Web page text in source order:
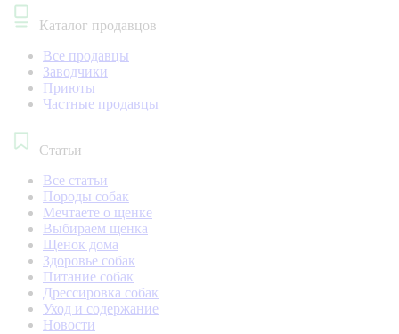
Каталог продавцов
Все продавцы
Заводчики
Приюты
Частные продавцы
Статьи
Все статьи
Породы собак
Мечтаете о щенке
Выбираем щенка
Щенок дома
Здоровье собак
Питание собак
Дрессировка собак
Уход и содержание
Новости